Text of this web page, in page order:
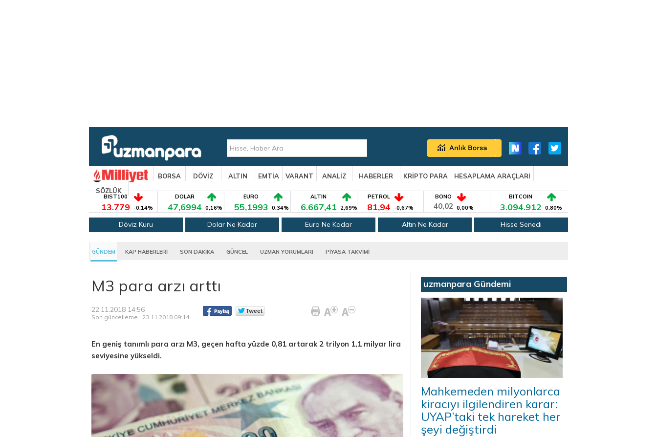
BORSA DÖVİZ ALTIN EMTİA VARANT ANALİZ HABERLER KRİPTO PARA
HESAPLAMA ARAÇLARI
SÖZLÜK
BIST100
13.779 -0,14%
DOLAR
47,6994 0,16%
EURO
55,1993 0,34%
ALTIN
6.667,41 2,69%
PETROL
81,94 -0,67%
BONO
40,02 0,00%
BITCOIN
3.094.912 0,80%
Döviz Kuru Dolar Ne Kadar Euro Ne Kadar Altın Ne Kadar Hisse Senedi
GÜNDEM KAP HABERLERİ SON DAKİKA GÜNCEL UZMAN YORUMLARI PİYASA TAKVİMİ
M3 para arzı arttı
22.11.2018 14:56
Son güncelleme : 23.11.2018 09:14
En geniş tanımlı para arzı M3, geçen hafta yüzde 0,81 artarak 2 trilyon 1,1 milyar lira
seviyesine yükseldi.
uzmanpara Gündemi
Mahkemeden milyonlarca
kiracıyı ilgilendiren karar:
UYAP’taki tek hareket her
şeyi değiştirdi